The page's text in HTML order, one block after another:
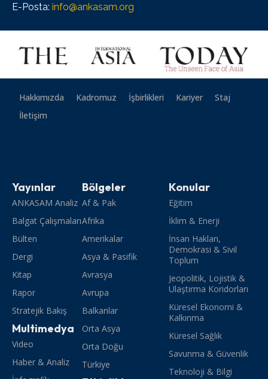
E-Posta: info@ankasam.org
Hakkımızda Kadromuz İşbirlikleri Kariyer
Staj
İletişim
Yayınlar
ANKASAM Analiz
Balgat Çalışmaları
Bülten
Dergi
Kitap
Rapor
Stratejik Bakış
Multimedya
Video
Haber & Analiz
Bölgeler
Af & Pak
Afrika
Amerikalar
Asya & Pasifik
Avrasya
Avrupa
Balkanlar
Orta Asya
Orta Doğu
Türkiye
Konular
Eğitim
İklim & Enerji
İnsan Hakları,
Demokrasi & Sivil
Toplum
Jeopolitik, Lojistik &
Ulaştırma Koridorları
Küresel Ekonomi &
Kalkınma
Küresel Sağlık
Savunma & Güvenlik
Teknoloji & Bilgi